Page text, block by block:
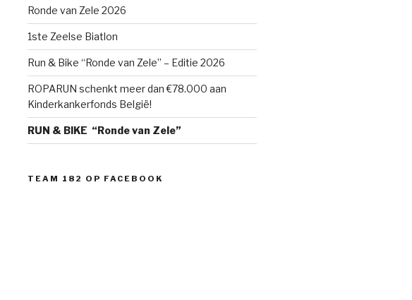
Ronde van Zele 2026
1ste Zeelse Biatlon
Run & Bike “Ronde van Zele” – Editie 2026
ROPARUN schenkt meer dan €78.000 aan
Kinderkankerfonds België!
RUN & BIKE “Ronde van Zele”
TEAM 182 OP FACEBOOK